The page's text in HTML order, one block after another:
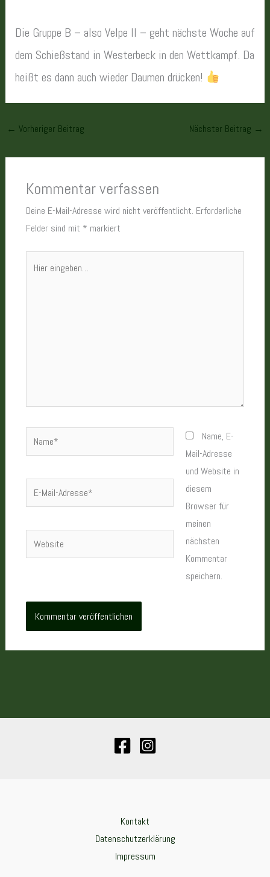
Die Gruppe B – also Velpe II – geht nächste Woche auf
dem Schießstand in Westerbeck in den Wettkampf. Da
heißt es dann auch wieder Daumen drücken!
← Vorheriger Beitrag Nächster Beitrag →
Kommentar verfassen
Deine E-Mail-Adresse wird nicht veröffentlicht. Erforderliche
Felder sind mit * markiert
eingeben…
Name*
Mail-
Website
Name, E-
Mail-Adresse
und Website in
diesem
Browser für
meinen
nächsten
Kommentar
speichern.
Kontakt
Datenschutzerklärung
Impressum